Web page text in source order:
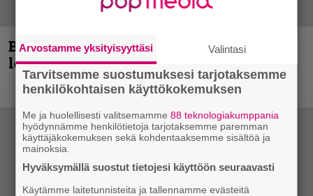
Blind Channel aktivoituu jälleen uuden
levyn ja jäähallikeikan merkeissä
Arvostamme yksityisyyttäsi Valintasi
Tarvitsemme suostumuksesi tarjotaksemme
henkilökohtaisen käyttökokemuksen
Me ja huolellisesti valitsemamme88 teknologiakumppania
hyödynnämme henkilötietoja tarjotaksemme paremman
käyttäjäkokemuksen sekä kohdentaaksemme sisältöä ja
mainoksia.
Hyväksymällä suostut tietojesi käyttöön seuraavasti
Käytämme laitetunnisteita ja tallennamme evästeitä